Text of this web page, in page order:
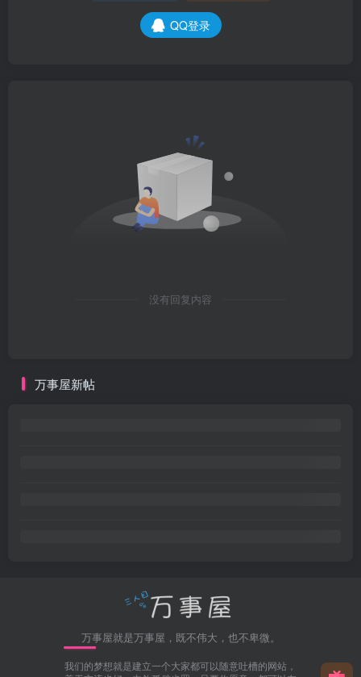
QQ登录
没有回复内容
万事屋新帖
万事屋就是万事屋，既不伟大，也不卑微。
我们的梦想就是建立一个大家都可以随意吐槽的网站，